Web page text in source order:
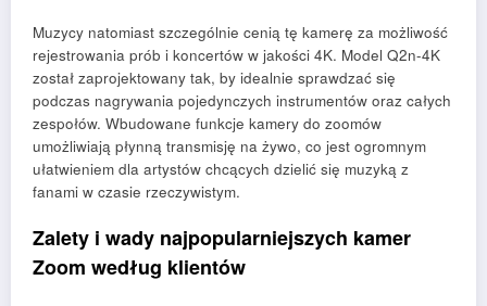
Muzycy natomiast szczególnie cenią tę kamerę za możliwość
rejestrowania prób i koncertów w jakości 4K. Model Q2n-4K
został zaprojektowany tak, by idealnie sprawdzać się
podczas nagrywania pojedynczych instrumentów oraz całych
zespołów. Wbudowane funkcje kamery do zoomów
umożliwiają płynną transmisję na żywo, co jest ogromnym
ułatwieniem dla artystów chcących dzielić się muzyką z
fanami w czasie rzeczywistym.
Zalety i wady najpopularniejszych kamer
Zoom według klientów